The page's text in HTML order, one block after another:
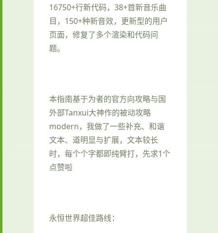
16750+行新代码，38+首新音乐曲
目，150+种新音效，更新型的用户
页面，修复了多个渲染和代码问
题。
本指南基于为者的官方向攻略与国
外部Tanxui大神作的被动攻略
modern，我做了一些补充、和谐
文本、道明显与扩展，文本较长
时，每个个字都即纯臂打，先求1个
点赞啦
永恒世界超佳路线：